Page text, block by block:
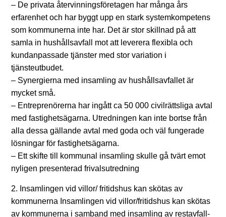
– De privata återvinningsföretagen har många års
erfarenhet och har byggt upp en stark systemkompetens
som kommunerna inte har. Det är stor skillnad på att
samla in hushållsavfall mot att leverera flexibla och
kundanpassade tjänster med stor variation i
tjänsteutbudet.
– Synergierna med insamling av hushållsavfallet är
mycket små.
– Entreprenörerna har ingått ca 50 000 civilrättsliga avtal
med fastighetsägarna. Utredningen kan inte bortse från
alla dessa gällande avtal med goda och väl fungerade
lösningar för fastighetsägarna.
– Ett skifte till kommunal insamling skulle gå tvärt emot
nyligen presenterad frivalsutredning
2. Insamlingen vid villor/ fritidshus kan skötas av
kommunerna Insamlingen vid villor/fritidshus kan skötas
av kommunerna i samband med insamling av restavfall-